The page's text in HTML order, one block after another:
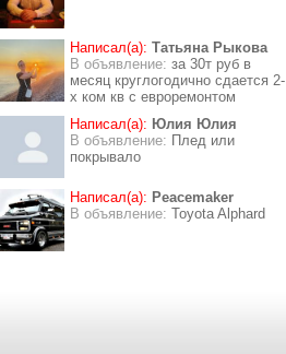
Написал(а): Татьяна Рыкова
В объявление: за 30т руб в
месяц круглогодично сдается 2-
х ком кв с евроремонтом
Написал(а): Юлия Юлия
В объявление: Плед или
покрывало
Написал(а): Peacemaker
В объявление: Toyota Alphard